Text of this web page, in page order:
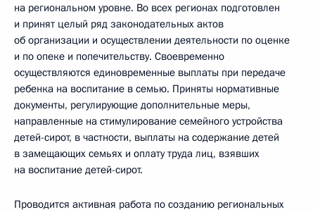
на региональном уровне. Во всех регионах подготовлен
и принят целый ряд законодательных актов
об организации и осуществлении деятельности по оценке
и по опеке и попечительству. Своевременно
осуществляются единовременные выплаты при передаче
ребенка на воспитание в семью. Приняты нормативные
документы, регулирующие дополнительные меры,
направленные на стимулирование семейного устройства
детей-сирот, в частности, выплаты на содержание детей
в замещающих семьях и оплату труда лиц, взявших
на воспитание детей-сирот.
Проводится активная работа по созданию региональных